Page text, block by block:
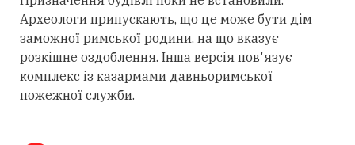
Археологи припускають, що це може бути дім
заможної римської родини, на що вказує
розкішне оздоблення. Інша версія пов'язує
комплекс із казармами давньоримської
пожежної служби.